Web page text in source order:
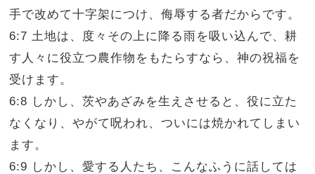
手で改めて十字架につけ、侮辱する者だからです。
6:7 土地は、度々その上に降る雨を吸い込んで、耕
す人々に役立つ農作物をもたらすなら、神の祝福を
受けます。
6:8 しかし、茨やあざみを生えさせると、役に立た
なくなり、やがて呪われ、ついには焼かれてしまい
ます。
6:9 しかし、愛する人たち、こんなふうに話しては